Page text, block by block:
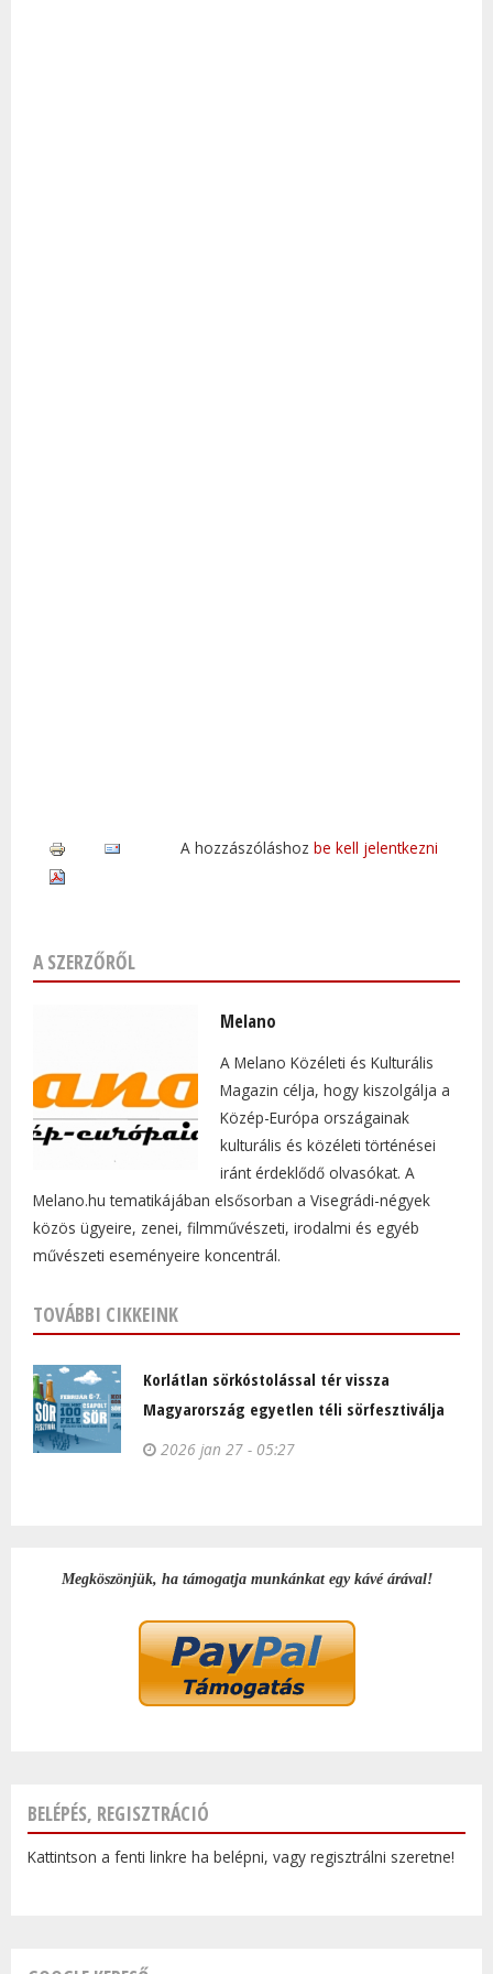
A hozzászóláshoz be kell jelentkezni
A SZERZŐRŐL
Melano
A Melano Közéleti és Kulturális
Magazin célja, hogy kiszolgálja a
Közép-Európa országainak
kulturális és közéleti történései
iránt érdeklődő olvasókat. A
Melano.hu tematikájában elsősorban a Visegrádi-négyek
közös ügyeire, zenei, filmművészeti, irodalmi és egyéb
művészeti eseményeire koncentrál.
TOVÁBBI CIKKEINK
Korlátlan sörkóstolással tér vissza
Magyarország egyetlen téli sörfesztiválja
2026 jan 27 - 05:27
Megköszönjük, ha támogatja munkánkat egy kávé árával!
BELÉPÉS, REGISZTRÁCIÓ
Kattintson a fenti linkre ha belépni, vagy regisztrálni szeretne!